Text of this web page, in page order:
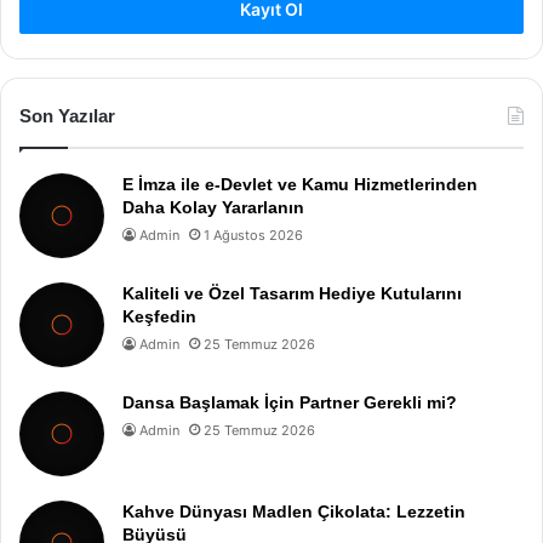
Kayıt Ol
Son Yazılar
E İmza ile e-Devlet ve Kamu Hizmetlerinden
Daha Kolay Yararlanın
Admin 1 Ağustos 2026
Kaliteli ve Özel Tasarım Hediye Kutularını
Keşfedin
Admin 25 Temmuz 2026
Dansa Başlamak İçin Partner Gerekli mi?
Admin 25 Temmuz 2026
Kahve Dünyası Madlen Çikolata: Lezzetin
Büyüsü